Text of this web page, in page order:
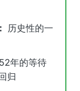
历史性的一
年的等待
归